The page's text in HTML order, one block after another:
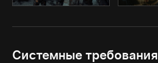
Системные требования